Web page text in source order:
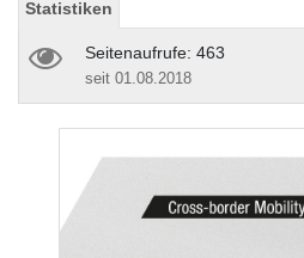
Statistiken
Seitenaufrufe: 463
seit 01.08.2018